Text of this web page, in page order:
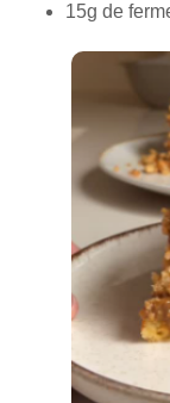
15g de